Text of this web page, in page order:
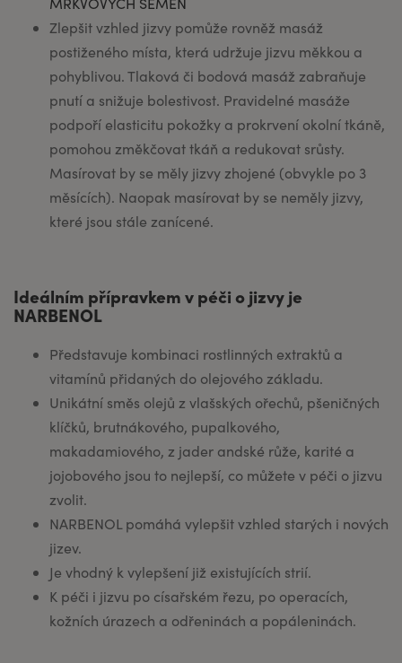
Zlepšit vzhled jizvy pomůže rovněž masáž
postiženého místa, která udržuje jizvu měkkou a
pohyblivou. Tlaková či bodová masáž zabraňuje
pnutí a snižuje bolestivost. Pravidelné masáže
podpoří elasticitu pokožky a prokrvení okolní tkáně,
pomohou změkčovat tkáň a redukovat srůsty.
Masírovat by se měly jizvy zhojené (obvykle po 3
měsících). Naopak masírovat by se neměly jizvy,
které jsou stále zanícené.
Ideálním přípravkem v péči o jizvy je
NARBENOL
Představuje kombinaci rostlinných extraktů a
vitamínů přidaných do olejového základu.
Unikátní směs olejů z vlašských ořechů, pšeničných
klíčků, brutnákového, pupalkového,
makadamiového, z jader andské růže, karité a
jojobového jsou to nejlepší, co můžete v péči o jizvu
zvolit.
NARBENOL pomáhá vylepšit vzhled starých i nových
jizev.
Je vhodný k vylepšení již existujících strií.
K péči i jizvu po císařském řezu, po operacích,
kožních úrazech a odřeninách a popáleninách.